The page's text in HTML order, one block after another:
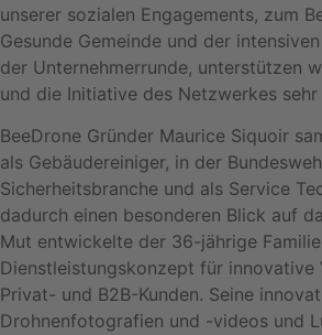
unserer sozialen Engagements, zum
Gesunde Gemeinde und der
der Unternehmerrunde, unterstützen
und die Initiative des Netzwerkes sehr
BeeDrone Gründer Maurice Siquoir
als Gebäudereiniger, in der
Sicherheitsbranche und als Service
dadurch einen besonderen Blick auf
Mut entwickelte der 36-jährige
Dienstleistungskonzept für innovative
Privat- und B2B-Kunden. Seine
Drohnenfotografien und -videos und